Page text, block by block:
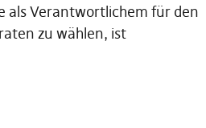
als Verantwortlichem für den
zu wählen, ist